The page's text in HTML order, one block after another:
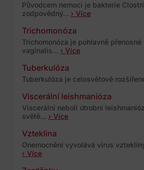
Původcem nemoci je bakterie
zodpovědný... › Více
Trichomonóza
Trichomonóza je pohlavně
vaginalis... › Více
Tuberkulóza
Tuberkulóza je celosvětově
Viscerální leishmanióza
Viscerální neboli útrobní
světě... › Více
Vzteklina
Onemocnění vyvolává virus
› Více